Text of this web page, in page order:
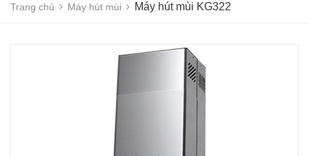
Trang chủ Máy hút mùi Máy hút mùi KG322